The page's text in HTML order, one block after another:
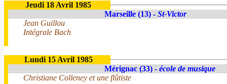
Jeudi 18 Avril 1985
Marseille (13) - St-Victor
Jean Guillou
Intégrale Bach
Lundi 15 Avril 1985
Mérignac (33) - école de musique
Christiane Colleney et une flûtiste